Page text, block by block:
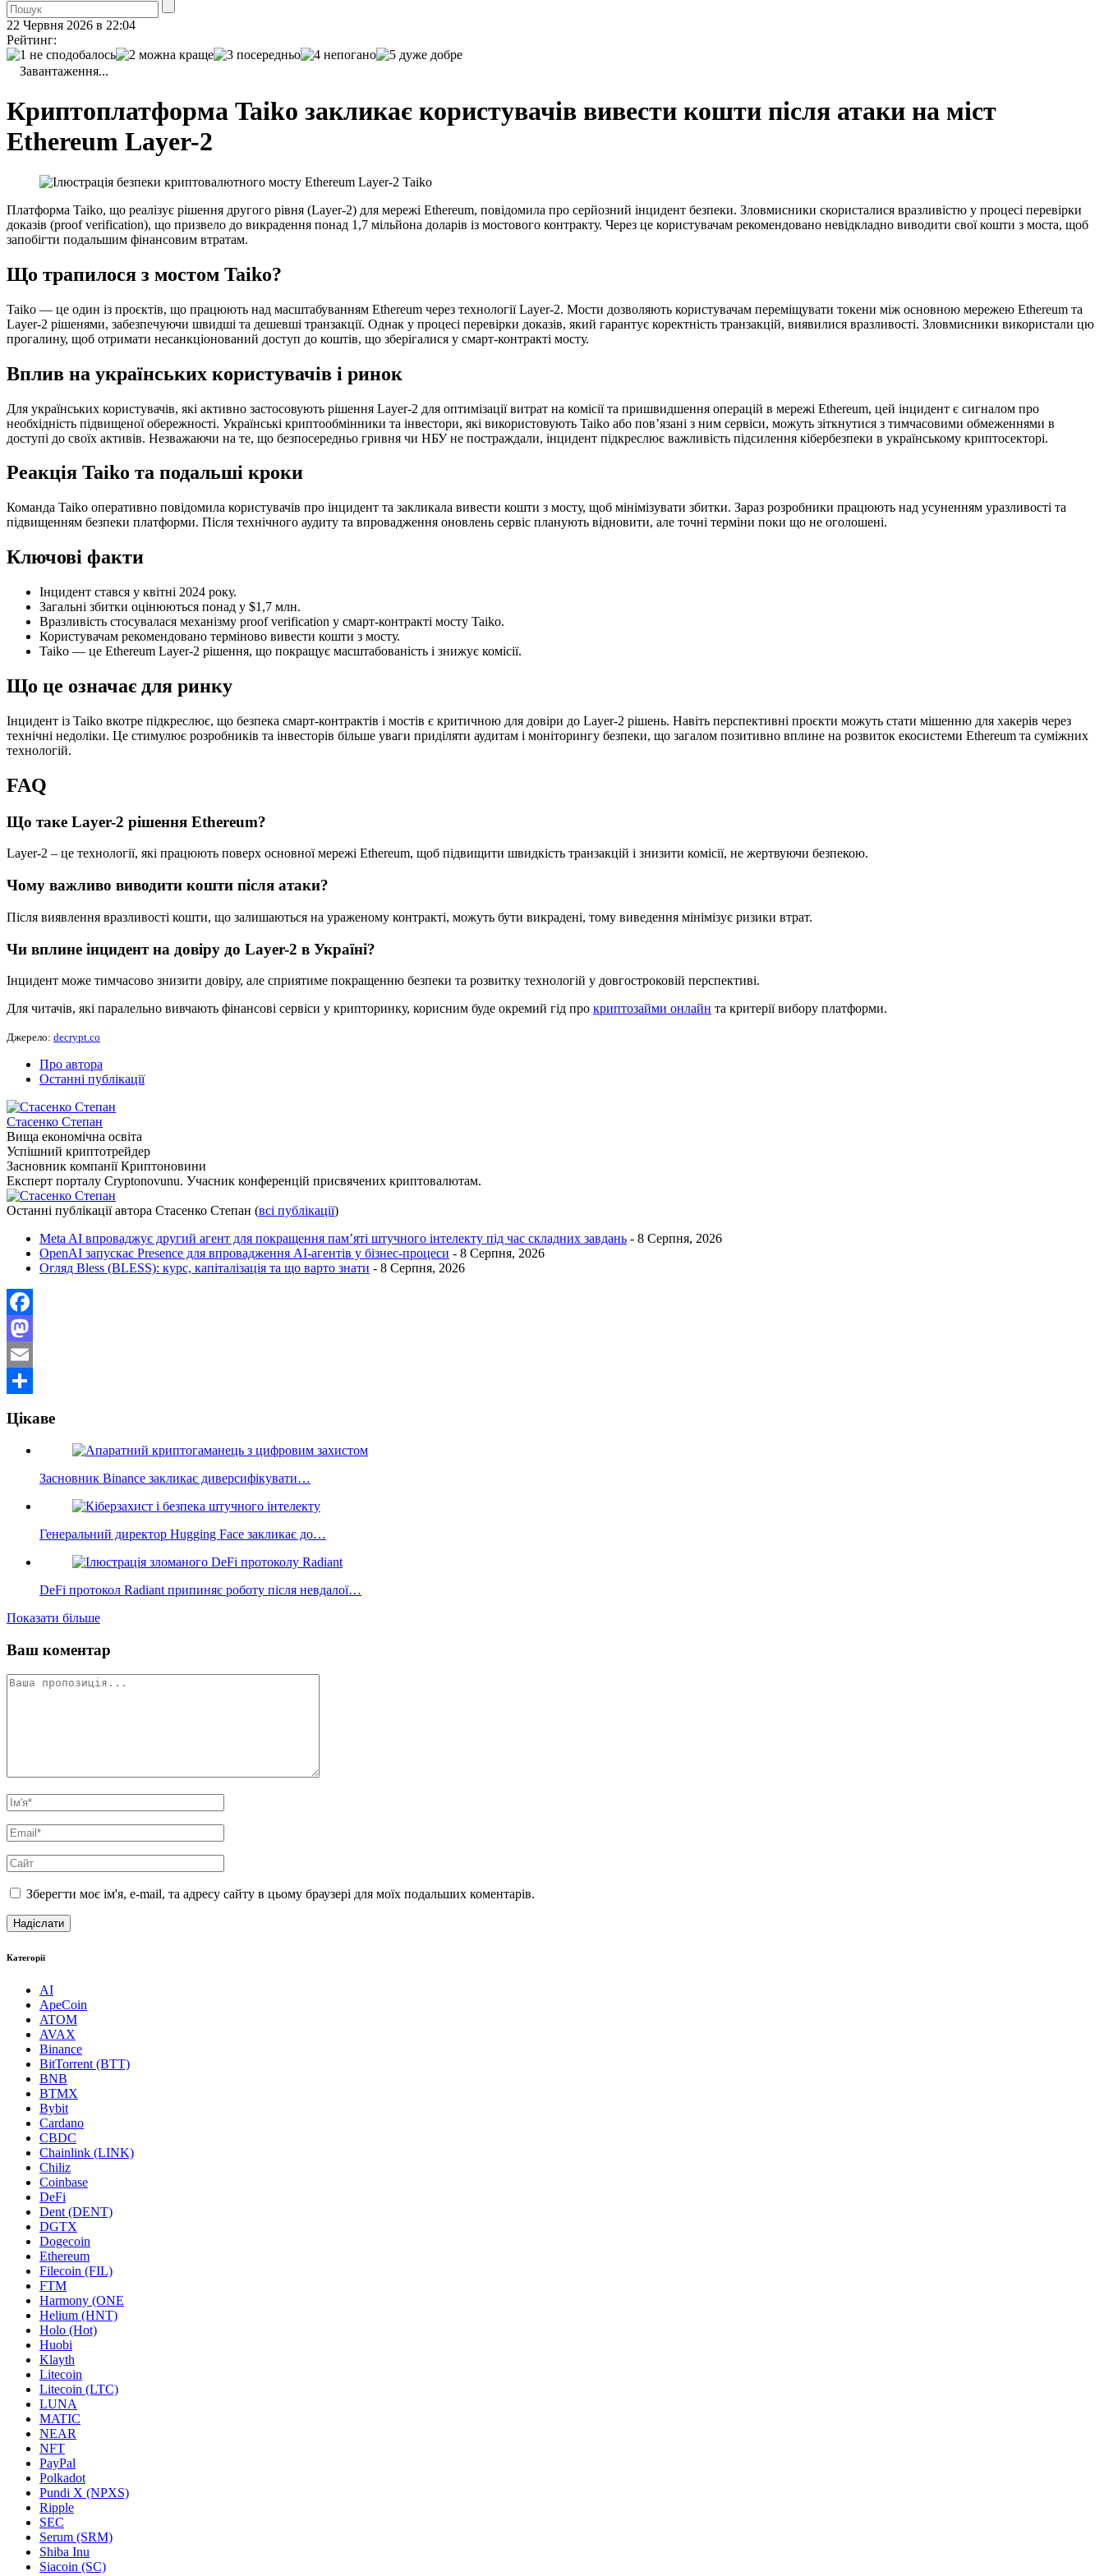
22 Червня 2026 в 22:04
Рейтинг:
Завантаження...
Криптоплатформа Taiko закликає користувачів вивести кошти після атаки на міст
Ethereum Layer-2
Платформа Taiko, що реалізує рішення другого рівня (Layer-2) для мережі Ethereum, повідомила про серйозний інцидент безпеки. Зловмисники скористалися вразливістю у процесі перевірки
доказів (proof verification), що призвело до викрадення понад 1,7 мільйона доларів із мостового контракту. Через це користувачам рекомендовано невідкладно виводити свої кошти з моста, щоб
запобігти подальшим фінансовим втратам.
Що трапилося з мостом Taiko?
Taiko — це один із проєктів, що працюють над масштабуванням Ethereum через технології Layer-2. Мости дозволяють користувачам переміщувати токени між основною мережею Ethereum та
Layer-2 рішенями, забезпечуючи швидші та дешевші транзакції. Однак у процесі перевірки доказів, який гарантує коректність транзакцій, виявилися вразливості. Зловмисники використали цю
прогалину, щоб отримати несанкціонований доступ до коштів, що зберігалися у смарт-контракті мосту.
Вплив на українських користувачів і ринок
Для українських користувачів, які активно застосовують рішення Layer-2 для оптимізації витрат на комісії та пришвидшення операцій в мережі Ethereum, цей інцидент є сигналом про
необхідність підвищеної обережності. Українські криптообмінники та інвестори, які використовують Taiko або пов’язані з ним сервіси, можуть зіткнутися з тимчасовими обмеженнями в
доступі до своїх активів. Незважаючи на те, що безпосередньо гривня чи НБУ не постраждали, інцидент підкреслює важливість підсилення кібербезпеки в українському криптосекторі.
Реакція Taiko та подальші кроки
Команда Taiko оперативно повідомила користувачів про інцидент та закликала вивести кошти з мосту, щоб мінімізувати збитки. Зараз розробники працюють над усуненням уразливості та
підвищенням безпеки платформи. Після технічного аудиту та впровадження оновлень сервіс планують відновити, але точні терміни поки що не оголошені.
Ключові факти
Інцидент стався у квітні 2024 року.
Загальні збитки оцінюються понад у $1,7 млн.
Вразливість стосувалася механізму proof verification у смарт-контракті мосту Taiko.
Користувачам рекомендовано терміново вивести кошти з мосту.
Taiko — це Ethereum Layer-2 рішення, що покращує масштабованість і знижує комісії.
Що це означає для ринку
Інцидент із Taiko вкотре підкреслює, що безпека смарт-контрактів і мостів є критичною для довіри до Layer-2 рішень. Навіть перспективні проєкти можуть стати мішенню для хакерів через
технічні недоліки. Це стимулює розробників та інвесторів більше уваги приділяти аудитам і моніторингу безпеки, що загалом позитивно вплине на розвиток екосистеми Ethereum та суміжних
технологій.
FAQ
Що таке Layer-2 рішення Ethereum?
Layer-2 – це технології, які працюють поверх основної мережі Ethereum, щоб підвищити швидкість транзакцій і знизити комісії, не жертвуючи безпекою.
Чому важливо виводити кошти після атаки?
Після виявлення вразливості кошти, що залишаються на ураженому контракті, можуть бути викрадені, тому виведення мінімізує ризики втрат.
Чи вплине інцидент на довіру до Layer-2 в Україні?
Інцидент може тимчасово знизити довіру, але сприятиме покращенню безпеки та розвитку технологій у довгостроковій перспективі.
Для читачів, які паралельно вивчають фінансові сервіси у крипторинку, корисним буде окремий гід про криптозайми онлайн та критерії вибору платформи.
Джерело: decrypt.co
Про автора
Останні публікації
Стасенко Степан
Вища економічна освіта
Успішний криптотрейдер
Засновник компанії Криптоновини
Експерт порталу Cryptonovunu. Учасник конференцій присвячених криптовалютам.
Останні публікації автора Стасенко Степан (всі публікації)
Meta AI впроваджує другий агент для покращення пам’яті штучного інтелекту під час складних завдань - 8 Серпня, 2026
OpenAI запускає Presence для впровадження AI-агентів у бізнес-процеси - 8 Серпня, 2026
Огляд Bless (BLESS): курс, капіталізація та що варто знати - 8 Серпня, 2026
Facebook
Mastodon
Email
Цікаве
Засновник Binance закликає диверсифікувати…
Генеральний директор Hugging Face закликає до…
DeFi протокол Radiant припиняє роботу після невдалої…
Показати більше
Ваш коментар
Зберегти моє ім'я, e-mail, та адресу сайту в цьому браузері для моїх подальших коментарів.
Категорії
AI
ApeCoin
ATOM
AVAX
Binance
BitTorrent (BTT)
BNB
BTMX
Bybit
Cardano
CBDC
Chainlink (LINK)
Chiliz
Coinbase
DeFi
Dent (DENT)
DGTX
Dogecoin
Ethereum
Filecoin (FIL)
FTM
Harmony (ONE
Helium (HNT)
Holo (Hot)
Huobi
Klayth
Litecoin
Litecoin (LTC)
LUNA
MATIC
NEAR
NFT
PayPal
Polkadot
Pundi X (NPXS)
Ripple
SEC
Serum (SRM)
Shiba Inu
Siacoin (SC)